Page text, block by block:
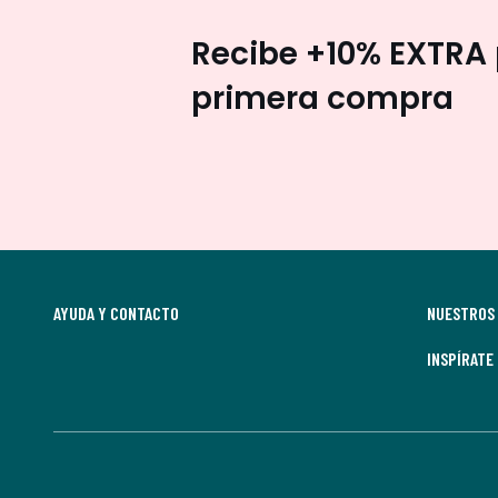
Recibe +10%
primera compra
AYUDA Y CONTACTO
INSPÍRATE